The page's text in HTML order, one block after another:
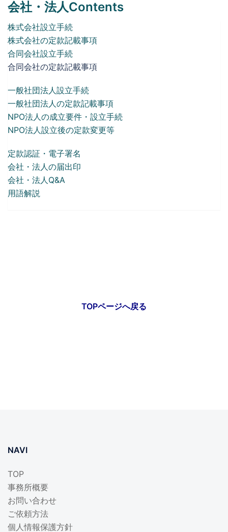
会社・法人Contents
株式会社設立手続
株式会社の定款記載事項
合同会社設立手続
合同会社の定款記載事項
一般社団法人設立手続
一般社団法人の定款記載事項
NPO法人の成立要件・設立手続
NPO法人設立後の定款変更等
定款認証・電子署名
会社・法人の届出印
会社・法人Q&A
用語解説
TOPページへ戻る
NAVI
TOP
事務所概要
お問い合わせ
ご依頼方法
個人情報保護方針